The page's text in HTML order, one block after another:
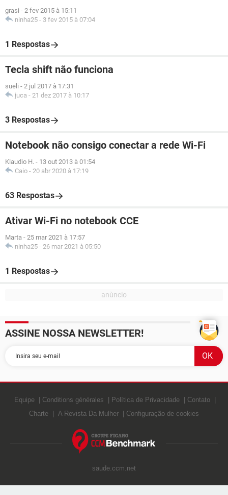
grasi - 2 fev 2015 à 15:11
ninha25 - 3 fev 2015 à 07:04
1 Respostas
Tecla shift não funciona
sueli - 2 jul 2017 à 17:31
juca - 21 dez 2017 à 10:17
3 Respostas
Notebook não consigo conectar a rede Wi-Fi
Klaudio H. - 13 out 2013 à 01:54
Caio - 20 abr 2020 à 17:19
63 Respostas
Ativar Wi-Fi no notebook CCE
Marta - 25 mar 2021 à 17:57
ninha25 - 26 mar 2021 à 05:50
1 Respostas
ASSINE NOSSA NEWSLETTER!
Equipe Conditions générales Política de Privacidade
Contato
Charte
A Revista Da Mulher Configuração de cookies
saude.ccm.net